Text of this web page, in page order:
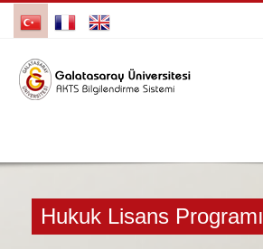
Hukuk Lisans Programı